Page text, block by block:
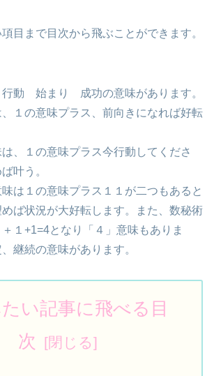
目まで目次から飛ぶことができます。
行動 始まり 成功の意味があります。
、１の意味プラス、前向きになれば好転
は、１の意味プラス今行動してくださ
叶う。
味は１の意味プラス１１が二つもあると
ば状況が大好転します。また、数秘術
１+1=4となり「４」意味もありま
継続の意味があります。
い記事に飛べる目
次